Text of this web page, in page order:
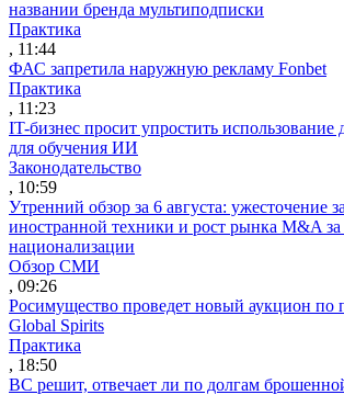
названии бренда мультиподписки
Практика
, 11:44
ФАС запретила наружную рекламу Fonbet
Практика
, 11:23
IT-бизнес просит упростить
для обучения ИИ
Законодательство
, 10:59
Утренний обзор за 6 августа: ужесточение
иностранной техники и рост рынка M&A за
национализации
Обзор СМИ
, 09:26
Росимущество проведет новый аукцион по
Global Spirits
Практика
, 18:50
ВС решит, отвечает ли по долгам